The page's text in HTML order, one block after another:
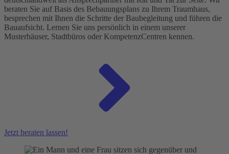
beraten Sie auf Basis des Bebauungsplans zu Ihrem Traumhaus,
besprechen mit Ihnen die Schritte der Baubegleitung und führen die
Bauaufsicht. Lernen Sie uns persönlich in einem unserer
Musterhäuser, Stadtbüros oder KompetenzCentren kennen.
Jetzt beraten lassen!